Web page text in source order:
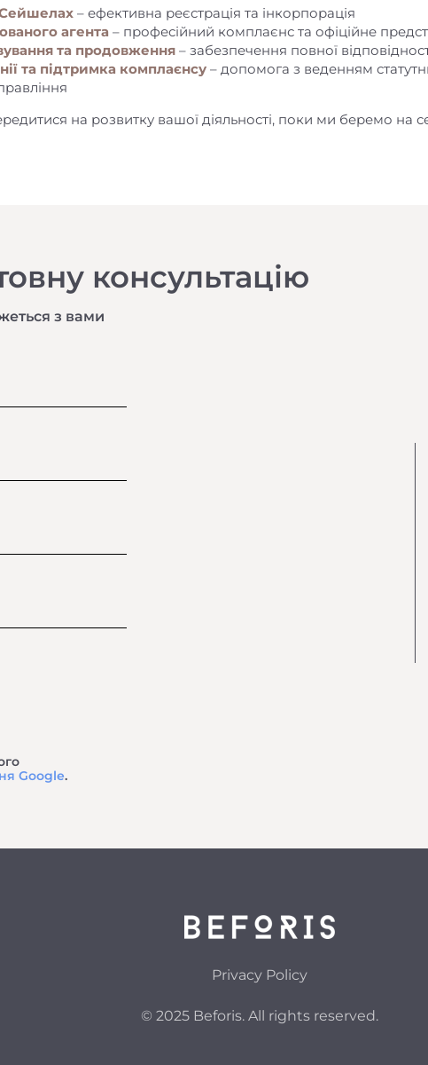
– ефективна реєстрація та інкорпорація
агента – професійний комплаєнс та офіційне
та продовження – забезпечення повної
та підтримка комплаєнсу – допомога з веденням
на розвитку вашої діяльності, поки ми беремо на
консультацію
з вами
Google.
Privacy Policy
© 2025 Beforis. All rights reserved.